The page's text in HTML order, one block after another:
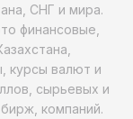
СНГ и мира.
финансовые,
курсы валют и
сырьевых и
компаний.